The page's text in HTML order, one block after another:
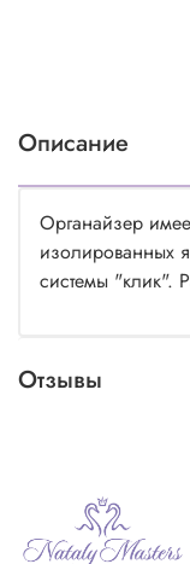
Описание
Органайзер
изолированных
системы "клик".
Отзывы